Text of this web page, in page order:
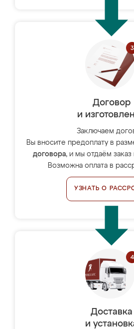
Договор
и
Заключаем
Вы вносите предоплату в
договора, и мы отдаём
Возможна оплата в
УЗНАТЬ О
Доставка
и